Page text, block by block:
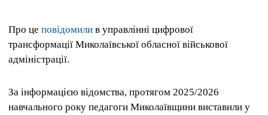
Про це повідомили в управлінні цифрової
трансформації Миколаївської обласної військової
адміністрації.
За інформацією відомства, протягом 2025/2026
навчального року педагоги Миколаївщини виставили у